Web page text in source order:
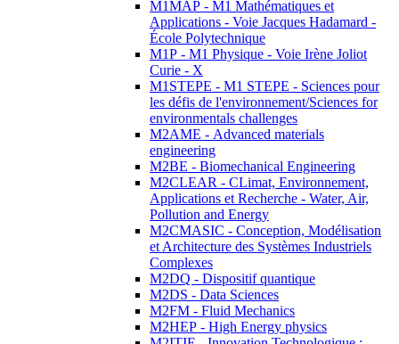
M1MAP - M1 Mathématiques et
Applications - Voie Jacques Hadamard -
École Polytechnique
M1P - M1 Physique - Voie Irène Joliot
Curie - X
M1STEPE - M1 STEPE - Sciences pour
les défis de l'environnement/Sciences for
environmentals challenges
M2AME - Advanced materials
engineering
M2BE - Biomechanical Engineering
M2CLEAR - CLimat, Environnement,
Applications et Recherche - Water, Air,
Pollution and Energy
M2CMASIC - Conception, Modélisation
et Architecture des Systèmes Industriels
Complexes
M2DQ - Dispositif quantique
M2DS - Data Sciences
M2FM - Fluid Mechanics
M2HEP - High Energy physics